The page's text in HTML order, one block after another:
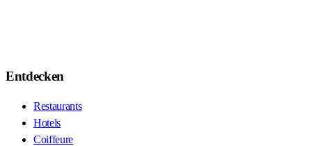
Entdecken
Restaurants
Hotels
Coiffeure